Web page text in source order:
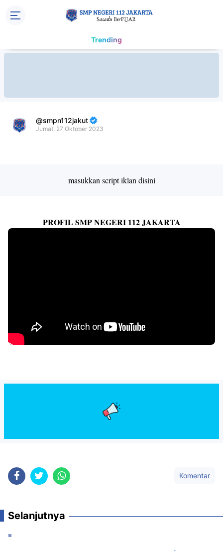
Trending
smpn112jakut
Jumat, 27 Oktober 2023
masukkan script iklan disini
PROFIL SMP NEGERI 112 JAKARTA
Komentar
Selanjutnya